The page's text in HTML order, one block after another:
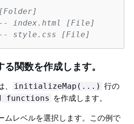
index.html [File]
style.css [File]
関数を作成します。
initializeMap(...) 行の
functions を作成します。
ムレベルを選択します。この例で